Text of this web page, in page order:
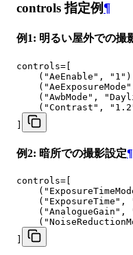
controls 指定例¶
例1: 明るい屋外での撮
controls=[
("AeEnable",
("AwbMode",
("Contrast",
]
例2: 暗所での撮影設定¶
controls=[
("ExposureTime",
("AnalogueGain",